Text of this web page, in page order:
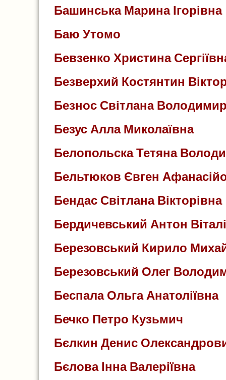
Башинська Марина Ігорівна
Баю Утомо
Бевзенко Христина
Безверхий Костянтин
Безнос Світлана
Безус Алла Миколаївна
Белопольска Тетяна
Бельтюков Євген
Бендас Світлана Вікторівна
Бердичевський Антон
Березовський Кирило
Березовський Олег
Беспала Ольга Анатоліївна
Бечко Петро Кузьмич
Бєлкин Денис
Бєлова Інна Валеріївна